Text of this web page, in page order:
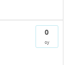
0
oy